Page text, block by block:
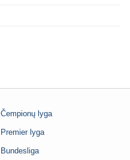
Čempionų lyga
Premier lyga
Bundesliga